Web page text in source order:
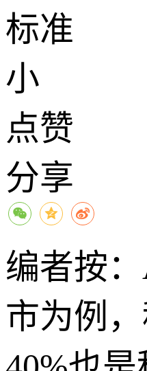
标准
小
点赞
分享
编者按
市为例